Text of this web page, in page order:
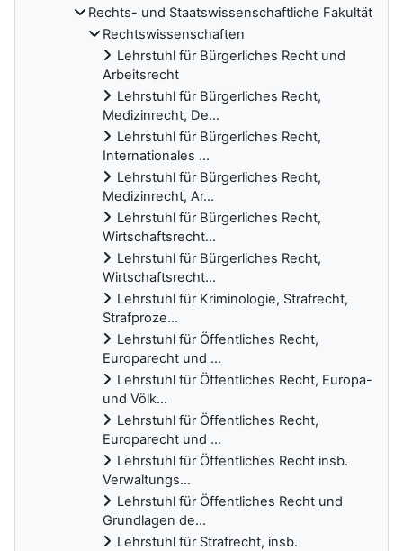
Rechts- und Staatswissenschaftliche Fakultät
Rechtswissenschaften
Lehrstuhl für Bürgerliches Recht und
Arbeitsrecht
Lehrstuhl für Bürgerliches Recht,
Medizinrecht, De...
Lehrstuhl für Bürgerliches Recht,
Internationales ...
Lehrstuhl für Bürgerliches Recht,
Medizinrecht, Ar...
Lehrstuhl für Bürgerliches Recht,
Wirtschaftsrecht...
Lehrstuhl für Bürgerliches Recht,
Wirtschaftsrecht...
Lehrstuhl für Kriminologie, Strafrecht,
Strafproze...
Lehrstuhl für Öffentliches Recht,
Europarecht und ...
Lehrstuhl für Öffentliches Recht, Europa-
und Völk...
Lehrstuhl für Öffentliches Recht,
Europarecht und ...
Lehrstuhl für Öffentliches Recht insb.
Verwaltungs...
Lehrstuhl für Öffentliches Recht und
Grundlagen de...
Lehrstuhl für Strafrecht, insb.